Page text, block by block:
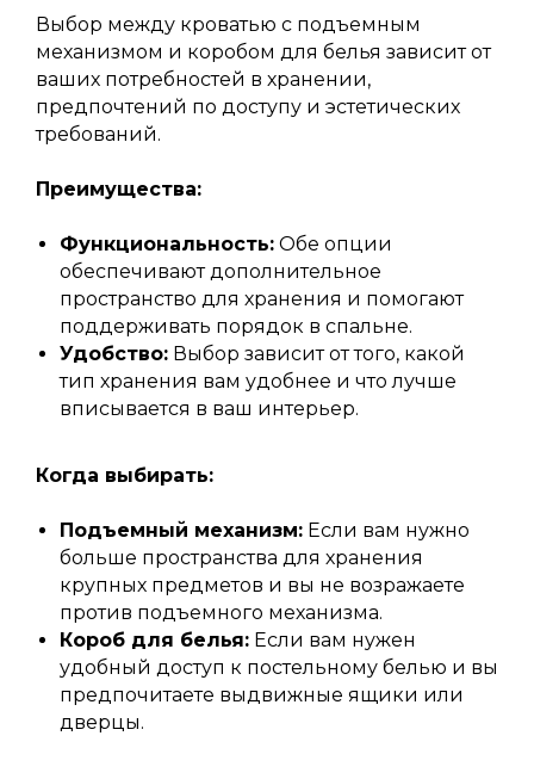
Выбор между кроватью с подъемным
механизмом и коробом для белья зависит от
ваших потребностей в хранении,
предпочтений по доступу и эстетических
требований.
Преимущества:
Функциональность: Обе опции
обеспечивают дополнительное
пространство для хранения и помогают
поддерживать порядок в спальне.
Удобство: Выбор зависит от того, какой
тип хранения вам удобнее и что лучше
вписывается в ваш интерьер.
Когда выбирать:
Подъемный механизм: Если вам нужно
больше пространства для хранения
крупных предметов и вы не возражаете
против подъемного механизма.
Короб для белья: Если вам нужен
удобный доступ к постельному белью и вы
предпочитаете выдвижные ящики или
дверцы.
Вы можете задать нам
вопрос или оставить
сообщение
Я соглашаюсь с политикой конфиденциальности
ШОУРУМ
+7 862 555-27-70
г. Сочи, ул. Виноградная, д. 242А
с 10:00 до 19:00 ежедневно
Записаться в шоу-рум